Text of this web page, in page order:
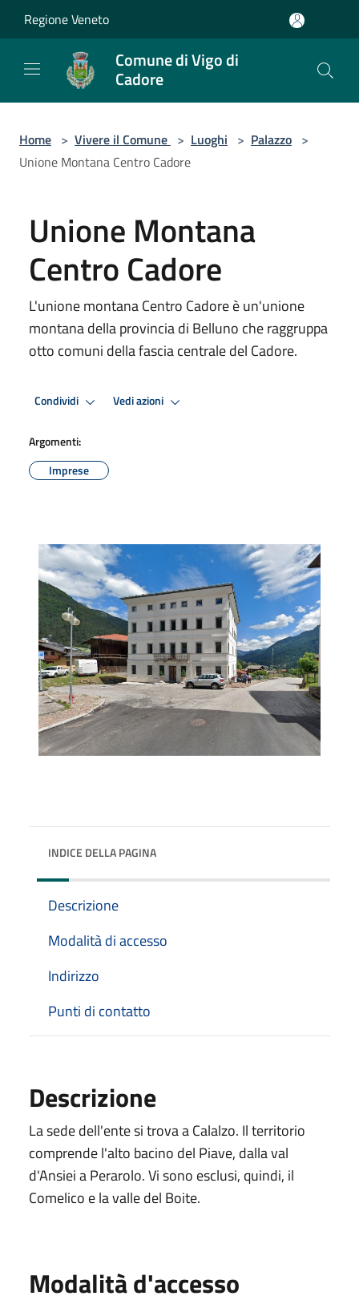
Regione Veneto
Comune di Vigo di
Cadore
Home > Vivere il Comune > Luoghi > Palazzo >
Unione Montana Centro Cadore
Unione Montana
Centro Cadore
L'unione montana Centro Cadore è un'unione
montana della provincia di Belluno che raggruppa
otto comuni della fascia centrale del Cadore.
Condividi Vedi azioni
Argomenti:
Imprese
INDICE DELLA PAGINA
Descrizione
Modalità di accesso
Indirizzo
Punti di contatto
Descrizione
La sede dell'ente si trova a Calalzo. Il territorio
comprende l'alto bacino del Piave, dalla val
d'Ansiei a Perarolo. Vi sono esclusi, quindi, il
Comelico e la valle del Boite.
Modalità d'accesso